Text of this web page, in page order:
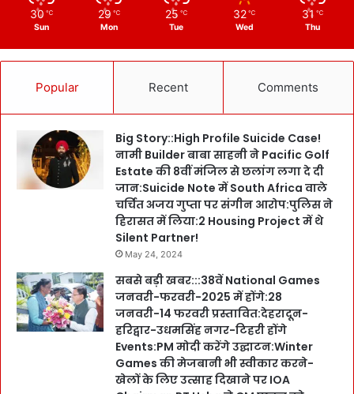
30 ℃
Sun
29 ℃
Mon
25 ℃
Tue
32 ℃
Wed
31 ℃
Thu
Popular Recent Comments
Big Story::High Profile Suicide Case!
नामी Builder बाबा साहनी ने Pacific Golf
Estate की 8वीं मंजिल से छलांग लगा दे दी
जान:Suicide Note में South Africa वाले
चर्चित अजय गुप्ता पर संगीन आरोप:पुलिस ने
हिरासत में लिया:2 Housing Project में थे
Silent Partner!
May 24, 2024
सबसे बड़ी खबर:::38वें National Games
जनवरी-फरवरी-2025 में होंगे:28
जनवरी-14 फरवरी प्रस्तावित:देहरादून-
हरिद्वार-उधमसिंह नगर-टिहरी होंगे
Events:PM मोदी करेंगे उद्घाटन:Winter
Games की मेजबानी भी स्वीकार करने-
खेलों के लिए उत्साह दिखाने पर IOA